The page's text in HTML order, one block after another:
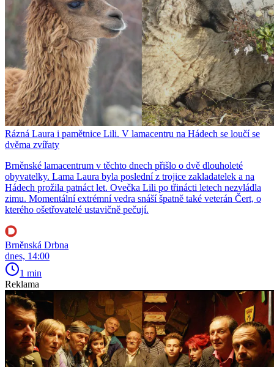
Rázná Laura i pamětnice Lili. V lamacentru na Hádech se loučí se
dvěma zvířaty
Brněnské lamacentrum v těchto dnech přišlo o dvě dlouholeté
obyvatelky. Lama Laura byla poslední z trojice zakladatelek a na
Hádech prožila patnáct let. Ovečka Lili po třinácti letech nezvládla
zimu. Momentální extrémní vedra snáší špatně také veterán Čert, o
kterého ošetřovatelé ustavičně pečují.
Brněnská Drbna
dnes, 14:00
1 min
Reklama